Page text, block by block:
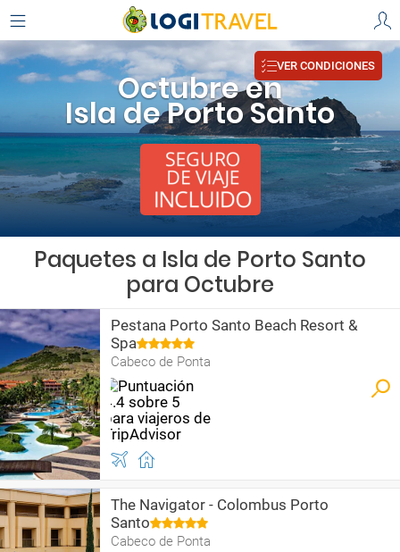
Octubre en
Isla de Porto Santo
VER CONDICIONES
Paquetes a Isla de Porto Santo
para Octubre
Pestana Porto Santo Beach Resort &
Spa
Cabeco de Ponta
The Navigator - Colombus Porto
Santo
Cabeco de Ponta